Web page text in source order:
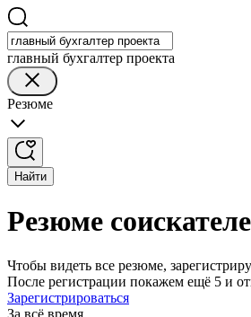
главный бухгалтер проекта
Резюме
Найти
Резюме
Чтобы видеть все резюме,
После регистрации покажем ещё 5 и
Зарегистрироваться
За всё время